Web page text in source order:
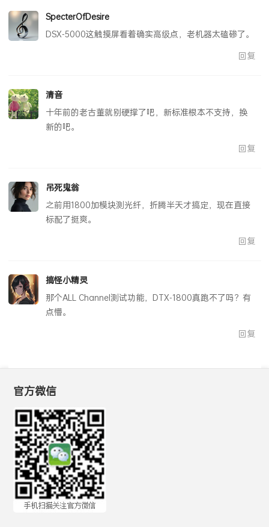
SpecterOfDesire
DSX-5000这触摸屏看着确实高级点，老机器太磕碜了。
回复
清音
十年前的老古董就别硬撑了吧，新标准根本不支持，换
新的吧。
回复
吊死鬼翁
之前用1800加模块测光纤，折腾半天才搞定，现在直接
标配了挺爽。
回复
搞怪小精灵
那个ALL Channel测试功能，DTX-1800真跑不了吗？有
点懵。
回复
官方微信